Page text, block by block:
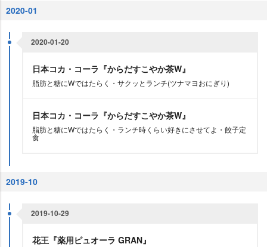
2020-01
2020-01-20
日本コカ・コーラ『からだすこやか茶W』
脂肪と糖にWではたらく・サクッとランチ(ツナマヨおにぎり)
日本コカ・コーラ『からだすこやか茶W』
脂肪と糖にWではたらく・ランチ時くらい好きにさせてよ・餃子定
食
2019-10
2019-10-29
花王『薬用ピュオーラ GRAN』